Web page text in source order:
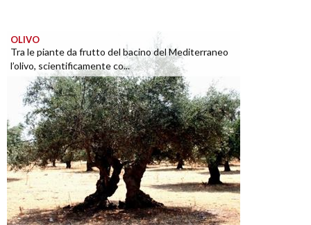
OLIVO
Tra le piante da frutto del bacino del Mediterraneo
l’olivo, scientificamente co...